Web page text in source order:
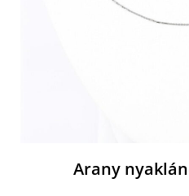
Arany